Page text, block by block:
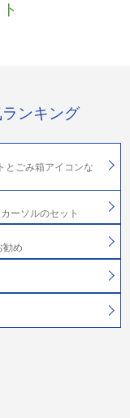
ランキング
とごみ箱アイコンな
ーソルのセット
勧め